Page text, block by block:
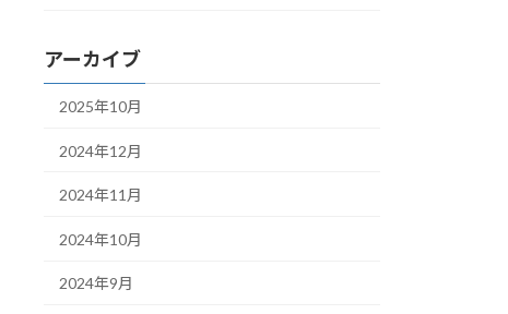
アーカイブ
2025年10月
2024年12月
2024年11月
2024年10月
2024年9月